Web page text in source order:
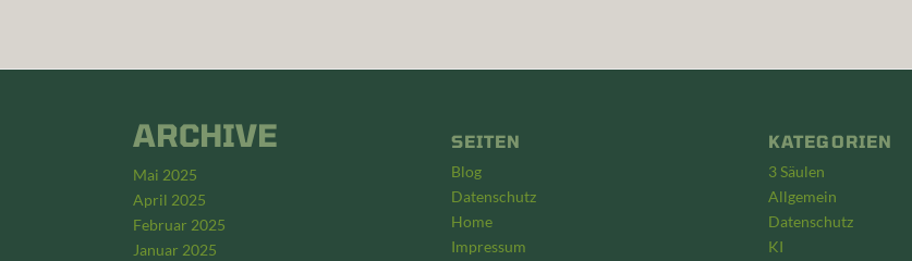
ARCHIVE
Mai 2025
April 2025
Februar 2025
Januar 2025
SEITEN
Blog
Datenschutz
Home
Impressum
KATEGORIEN
3 Säulen
Allgemein
Datenschutz
KI